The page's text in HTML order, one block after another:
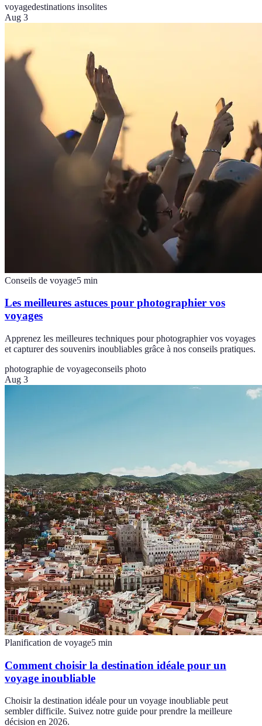
voyagedestinations insolites
Aug 3
Conseils de voyage5 min
Les meilleures astuces pour photographier vos
voyages
Apprenez les meilleures techniques pour photographier vos voyages
et capturer des souvenirs inoubliables grâce à nos conseils pratiques.
photographie de voyageconseils photo
Aug 3
Planification de voyage5 min
Comment choisir la destination idéale pour un
voyage inoubliable
Choisir la destination idéale pour un voyage inoubliable peut
sembler difficile. Suivez notre guide pour prendre la meilleure
décision en 2026.